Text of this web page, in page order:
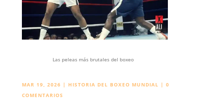
Las peleas más brutales del boxeo
MAR 19, 2026 | HISTORIA DEL BOXEO MUNDIAL | 0
COMENTARIOS